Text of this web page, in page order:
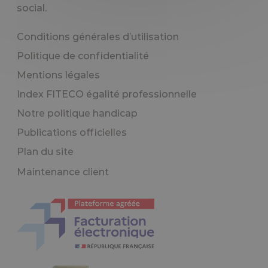
social.
Conditions générales d’utilisation
Politique de confidentialité
Mentions légales
Index FITECO égalité professionnelle
Notre politique handicap
Publications officielles
Plan du site
Maintenance client